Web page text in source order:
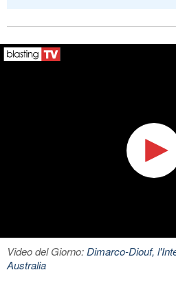
Video del Giorno:Dimarco-Diouf,
Australia